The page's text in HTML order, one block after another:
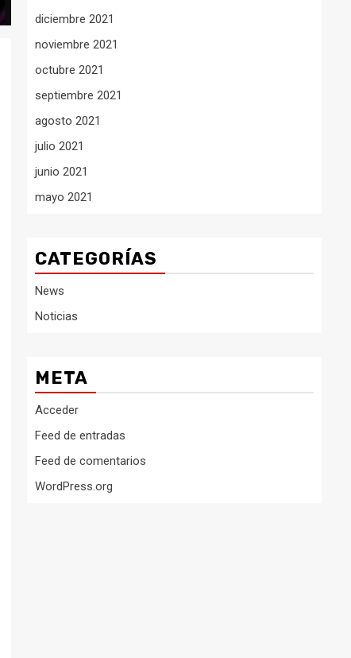
diciembre 2021
noviembre 2021
octubre 2021
septiembre 2021
agosto 2021
julio 2021
junio 2021
mayo 2021
CATEGORÍAS
News
Noticias
META
Acceder
Feed de entradas
Feed de comentarios
WordPress.org